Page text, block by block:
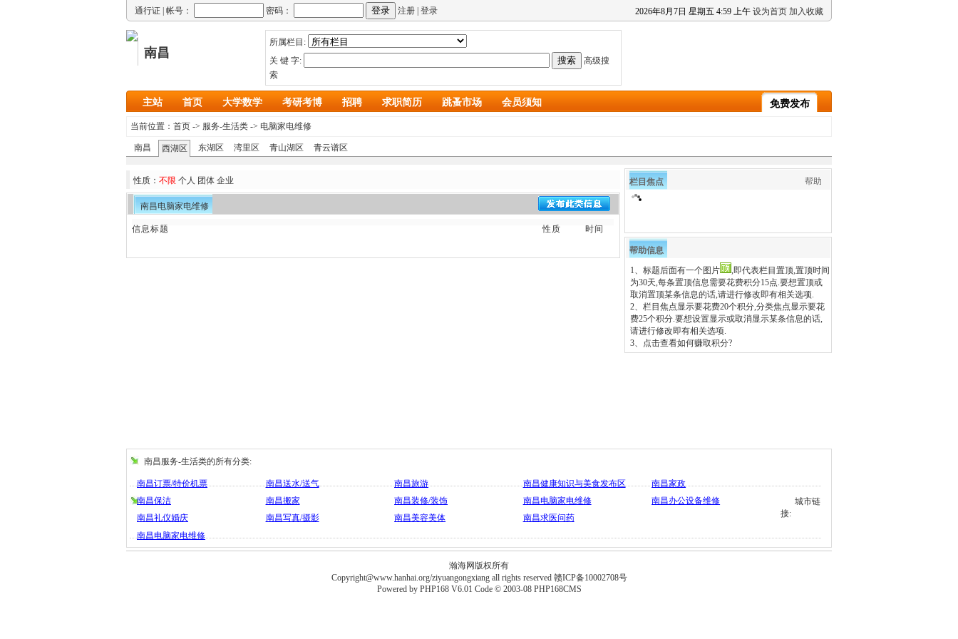
通行证 | 帐号： 密码： 注册 登录 2026年8月 7日 星期五 4:59 上午 设为首页 加入收藏
南昌
所属栏目:
关 键 字:
高级搜
索
主站 首页 大学数学 考研考博 招聘 求职简历 跳蚤市场 会员须知 免费发布
当前位置： 首页 -> 服务-生活类 -> 电脑家电维修
南昌 西湖区 东湖区 湾里区 青山湖区 青云谱区
性质： 不限 个人 团体 企业
南昌电脑家电维修
信息标题 时间
性质
栏目焦点 帮助
帮助信息
1、标题后面有一个图片
,即代表栏目置顶,置顶时间
为30天,每条置顶信息需要花费积分15点.要想置顶或
取消置顶某条信息的话,请进行修改即有相关选项.
2、栏目焦点显示要花费20个积分,分类焦点显示要花
费25个积分.要想设置显示或取消显示某条信息的话,
请进行修改即有相关选项.
3、 点击查看如何赚取积分?
南昌服务-生活类的所有分类:
南昌订票/特价机票 南昌送水/送气 南昌旅游 南昌健康知识与美食发布区
南昌家政
南昌保洁
南昌搬家 南昌装修/装饰 南昌电脑家电维修
南昌办公设备维修
南昌礼仪婚庆
南昌写真/摄影 南昌美容美体 南昌求医问药
城市链
接:
南昌电脑家电维修
瀚海网版权所有
Copyright@www.hanhai.org/ziyuangongxiang all rights reserved 赣ICP备10002708号
Powered by PHP168 V6.01 Code © 2003-08 PHP168CMS